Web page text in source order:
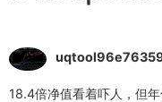
18.4倍净值看着吓人，但